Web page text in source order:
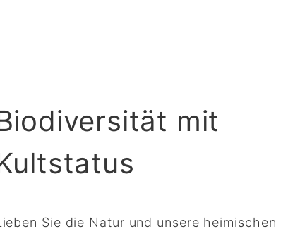
mit
Sie die Natur und unsere heimischen